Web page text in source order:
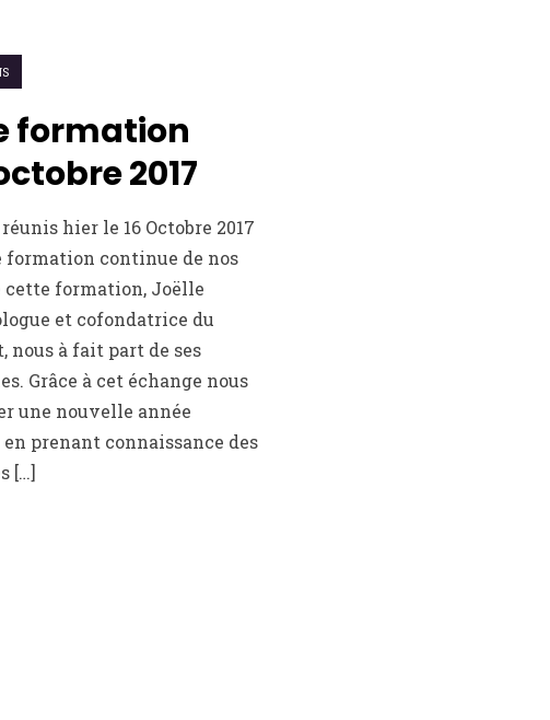
formation
2017
hier le 16 Octobre 2017
formation continue de nos
cette formation, Joëlle
et cofondatrice du
nous à fait part de ses
Grâce à cet échange nous
une nouvelle année
prenant connaissance des
[…]